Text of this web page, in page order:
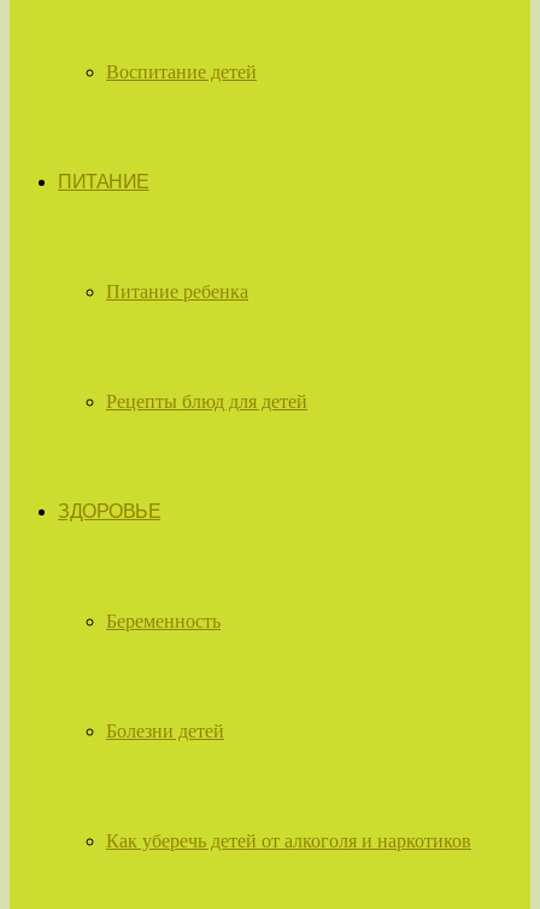
Воспитание детей
ПИТАНИЕ
Питание ребенка
Рецепты блюд для детей
ЗДОРОВЬЕ
Беременность
Болезни детей
Как уберечь детей от алкоголя и наркотиков